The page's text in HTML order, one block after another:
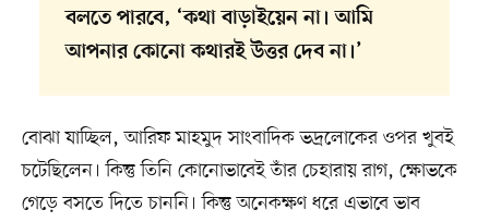
বলতে পারবে, ‘কথা বাড়াইয়েন না। আমি
আপনার কোনো কথারই উত্তর দেব না।’
বোঝা যাচ্ছিল, আরিফ মাহমুদ সাংবাদিক ভদ্রলোকের ওপর খুবই
চটেছিলেন। কিন্তু তিনি কোনোভাবেই তাঁর চেহারায় রাগ, ক্ষোভকে
গেড়ে বসতে দিতে চাননি। কিন্তু অনেকক্ষণ ধরে এভাবে ভাব